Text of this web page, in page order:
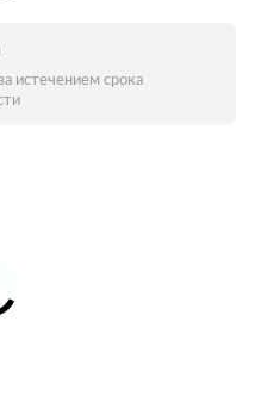
истечением срока